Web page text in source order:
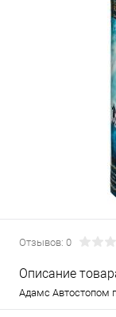
Отзывов: 0
Описание
Адамс Автостопом